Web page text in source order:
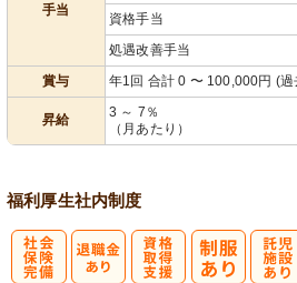
手当
資格手当
処遇改善手当
賞与
年1回 合計 0 〜 100,000円 (過
昇給
3 ～ 7％
（月あたり）
福利厚生社内制度